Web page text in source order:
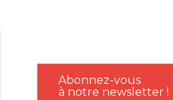
Abonnez-vous
à notre newsletter !